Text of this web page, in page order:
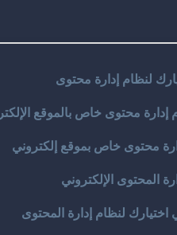
لنظام إدارة محتوى
إدارة محتوى خاص بالموقع
محتوى خاص بموقع إلكتروني
المحتوى الإلكتروني
لنظام إدارة المحتوى